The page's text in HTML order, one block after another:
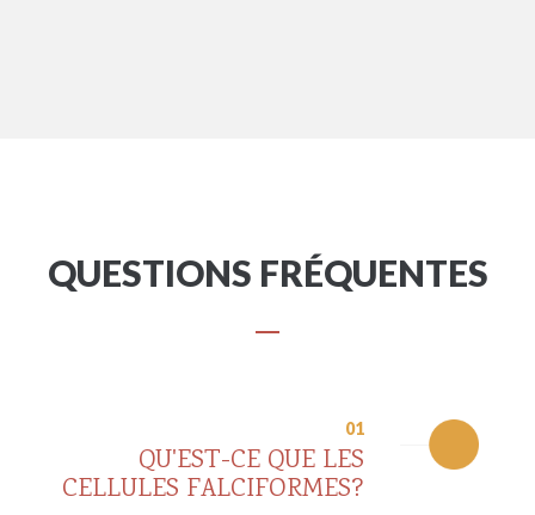
QUESTIONS FRÉQUENTES
01
QU'EST-CE QUE LES
CELLULES FALCIFORMES?